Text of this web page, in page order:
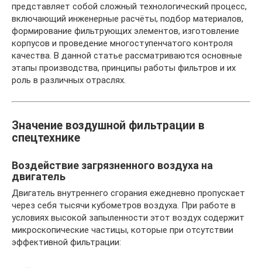
представляет собой сложный технологический процесс,
включающий инженерные расчёты, подбор материалов,
формирование фильтрующих элементов, изготовление
корпусов и проведение многоступенчатого контроля
качества. В данной статье рассматриваются основные
этапы производства, принципы работы фильтров и их
роль в различных отраслях.
Значение воздушной фильтрации в
спецтехнике
Воздействие загрязненного воздуха на
двигатель
Двигатель внутреннего сгорания ежедневно пропускает
через себя тысячи кубометров воздуха. При работе в
условиях высокой запыленности этот воздух содержит
микроскопические частицы, которые при отсутствии
эффективной фильтрации: